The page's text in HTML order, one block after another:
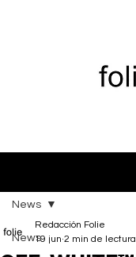
News
News
Redacción Folie
19 jun 2 min de lectura